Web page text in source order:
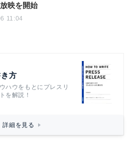
映を開始
11:04
方
ハウをもとにプレスリ
を解説！
詳細を見る